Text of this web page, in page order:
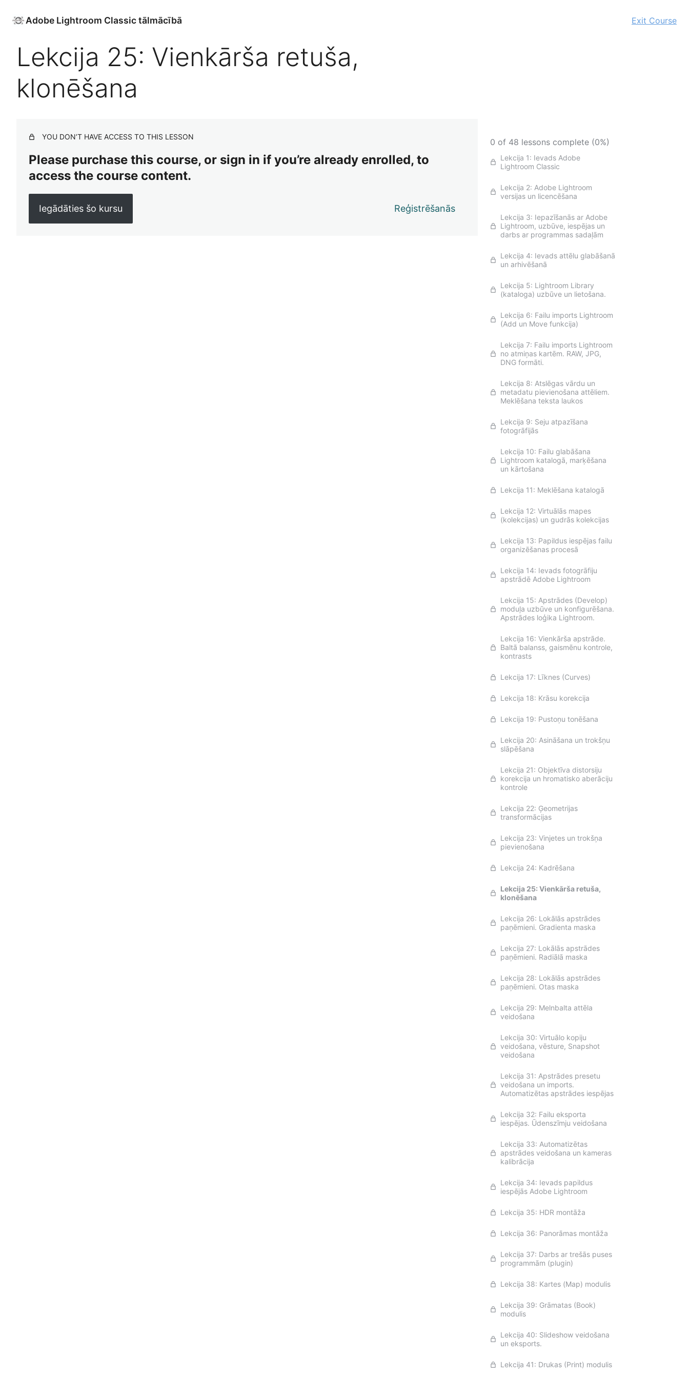
Adobe Lightroom Classic tālmācībā Exit Course
Lekcija 25: Vienkārša retuša,
klonēšana
YOU DON’T HAVE ACCESS TO THIS LESSON
Please purchase this course, or sign in if you’re already enrolled, to
access the course content.
Iegādāties šo kursu Reģistrēšanās
0 of 48 lessons complete (0%)
Lekcija 1: Ievads Adobe
Lightroom Classic
Lekcija 2: Adobe Lightroom
versijas un licencēšana
Lekcija 3: Iepazīšanās ar Adobe
Lightroom, uzbūve, iespējas un
darbs ar programmas sadaļām
Lekcija 4: Ievads attēlu glabāšanā
un arhivēšanā
Lekcija 5: Lightroom Library
(kataloga) uzbūve un lietošana.
Lekcija 6: Failu imports Lightroom
(Add un Move funkcija)
Lekcija 7: Failu imports Lightroom
no atmiņas kartēm. RAW, JPG,
DNG formāti.
Lekcija 8: Atslēgas vārdu un
metadatu pievienošana attēliem.
Meklēšana teksta laukos
Lekcija 9: Seju atpazīšana
fotogrāfijās
Lekcija 10: Failu glabāšana
Lightroom katalogā, marķēšana
un kārtošana
Lekcija 11: Meklēšana katalogā
Lekcija 12: Virtuālās mapes
(kolekcijas) un gudrās kolekcijas
Lekcija 13: Papildus iespējas failu
organizēšanas procesā
Lekcija 14: Ievads fotogrāfiju
apstrādē Adobe Lightroom
Lekcija 15: Apstrādes (Develop)
moduļa uzbūve un konfigurēšana.
Apstrādes loģika Lightroom.
Lekcija 16: Vienkārša apstrāde.
Baltā balanss, gaismēnu kontrole,
kontrasts
Lekcija 17: Līknes (Curves)
Lekcija 18: Krāsu korekcija
Lekcija 19: Pustoņu tonēšana
Lekcija 20: Asināšana un trokšņu
slāpēšana
Lekcija 21: Objektīva distorsiju
korekcija un hromatisko aberāciju
kontrole
Lekcija 22: Ģeometrijas
transformācijas
Lekcija 23: Vinjetes un trokšņa
pievienošana
Lekcija 24: Kadrēšana
Lekcija 25: Vienkārša retuša,
klonēšana
Lekcija 26: Lokālās apstrādes
paņēmieni. Gradienta maska
Lekcija 27: Lokālās apstrādes
paņēmieni. Radiālā maska
Lekcija 28: Lokālās apstrādes
paņēmieni. Otas maska
Lekcija 29: Melnbalta attēla
veidošana
Lekcija 30: Virtuālo kopiju
veidošana, vēsture, Snapshot
veidošana
Lekcija 31: Apstrādes presetu
veidošana un imports.
Automatizētas apstrādes iespējas
Lekcija 32: Failu eksporta
iespējas. Ūdenszīmju veidošana
Lekcija 33: Automatizētas
apstrādes veidošana un kameras
kalibrācija
Lekcija 34: Ievads papildus
iespējās Adobe Lightroom
Lekcija 35: HDR montāža
Lekcija 36: Panorāmas montāža
Lekcija 37: Darbs ar trešās puses
programmām (plugin)
Lekcija 38: Kartes (Map) modulis
Lekcija 39: Grāmatas (Book)
modulis
Lekcija 40: Slideshow veidošana
un eksports.
Lekcija 41: Drukas (Print) modulis